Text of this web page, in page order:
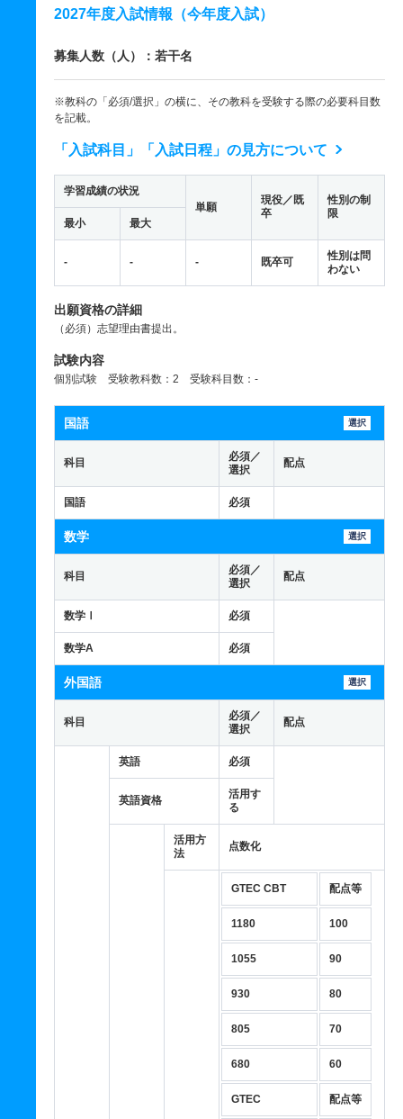
2027年度入試情報（今年度入試）
募集人数（人）：若干名
※教科の「必須/選択」の横に、その教科を受験する際の必要科目数
を記載。
「入試科目」「入試日程」の見方について
学習成績の状況
単願
現役／既
卒
性別の制
限
最小 最大
- - - 既卒可
性別は問
わない
出願資格の詳細
（必須）志望理由書提出。
試験内容
個別試験 受験教科数：2 受験科目数：-
国語 選択
科目
必須／
選択
配点
国語 必須
数学 選択
科目
必須／
選択
配点
数学Ⅰ 必須
数学A 必須
外国語 選択
科目
必須／
選択
配点
英語 必須
英語資格
活用す
る
活用方
法
点数化
GTEC CBT 配点等
1180 100
1055 90
930 80
805 70
680 60
GTEC 配点等